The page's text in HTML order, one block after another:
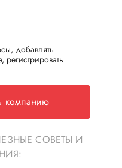
добавлять
регистрировать
компанию
СОВЕТЫ И